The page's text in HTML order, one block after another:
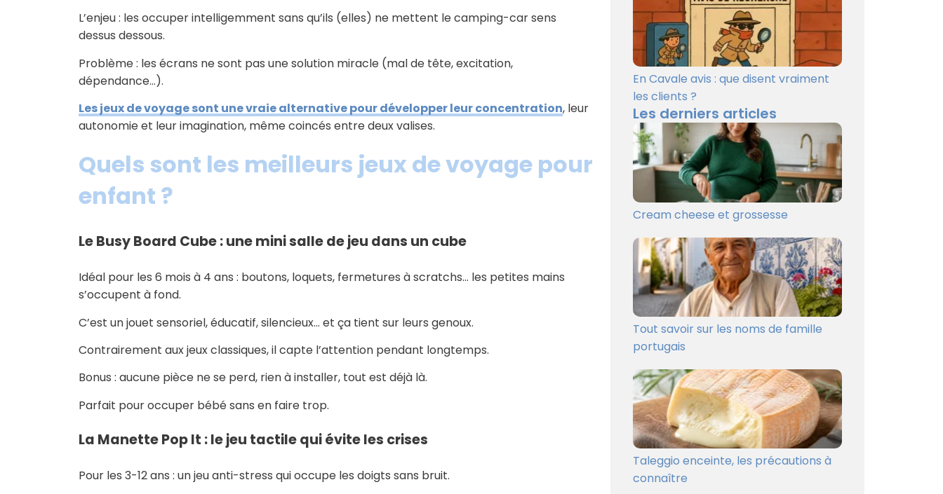
L’enjeu : les occuper intelligemment sans qu’ils (elles) ne mettent le camping-car sens
dessus dessous.
Problème : les écrans ne sont pas une solution miracle (mal de tête, excitation,
dépendance…).
Les jeux de voyage sont une vraie alternative pour développer leur concentration, leur
autonomie et leur imagination, même coincés entre deux valises.
Quels sont les meilleurs jeux de voyage pour
enfant ?
Le Busy Board Cube : une mini salle de jeu dans un cube
Idéal pour les 6 mois à 4 ans : boutons, loquets, fermetures à scratchs… les petites mains
s’occupent à fond.
C’est un jouet sensoriel, éducatif, silencieux… et ça tient sur leurs genoux.
Contrairement aux jeux classiques, il capte l’attention pendant longtemps.
Bonus : aucune pièce ne se perd, rien à installer, tout est déjà là.
Parfait pour occuper bébé sans en faire trop.
La Manette Pop It : le jeu tactile qui évite les crises
Pour les 3-12 ans : un jeu anti-stress qui occupe les doigts sans bruit.
En Cavale avis : que disent vraiment
les clients ?
Les derniers articles
Cream cheese et grossesse
Tout savoir sur les noms de famille
portugais
Taleggio enceinte, les précautions à
connaître